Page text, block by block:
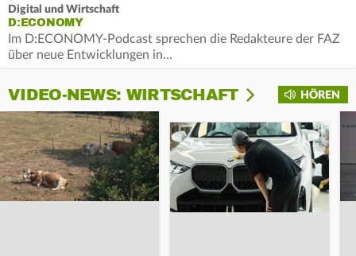
Digital und Wirtschaft
D:ECONOMY
Im D:ECONOMY-Podcast sprechen die Redakteure der FAZ
über neue Entwicklungen in…
HÖREN
VIDEO-NEWS: WIRTSCHAFT